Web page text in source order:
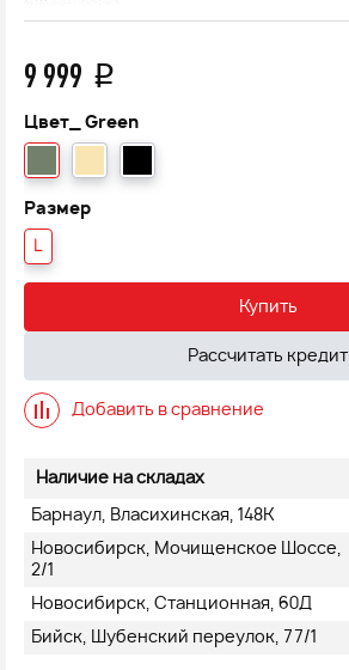
9 999 q
Цвет_ Green
Размер
L
Купить
Рассчитать кредит
Добавить в сравнение
Наличие на складах
Барнаул, Власихинская, 148К
Новосибирск, Мочищенское Шоссе,
2/1
Новосибирск, Станционная, 60Д
Бийск, Шубенский переулок, 77/1